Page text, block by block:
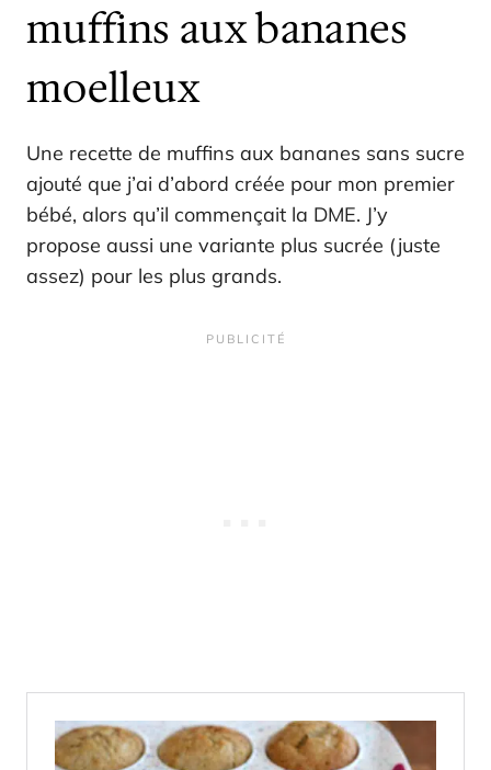
muffins aux bananes
moelleux
Une recette de muffins aux bananes sans sucre
ajouté que j’ai d’abord créée pour mon premier
bébé, alors qu’il commençait la DME. J’y
propose aussi une variante plus sucrée (juste
assez) pour les plus grands.